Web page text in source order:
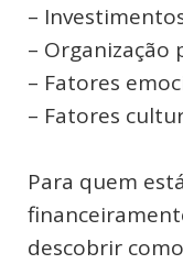
–
– Organização
– Fatores
– Fatores
Para quem
descobrir